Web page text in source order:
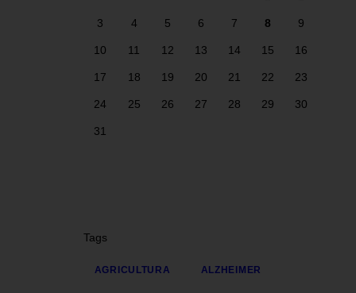
3 4 5 6 7 8 9
10 11 12 13 14 15 16
17 18 19 20 21 22 23
24 25 26 27 28 29 30
31
Tags
AGRICULTURA ALZHEIMER